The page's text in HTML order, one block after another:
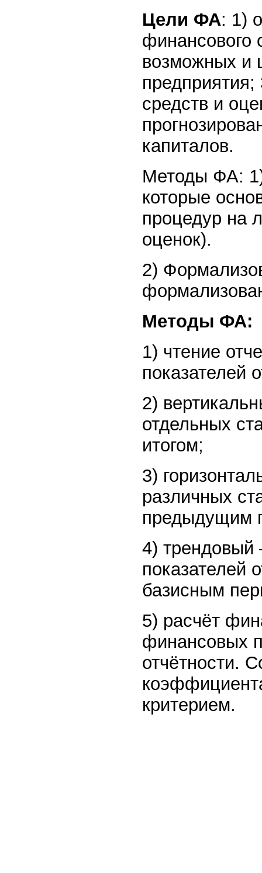
Цели ФА: 1)
финансового
возможных и
средств и
капиталов.
Методы ФА:
которые
процедур на
оценок).
2)
Методы ФА:
1) чтение
показателей
2)
отдельных
итогом;
3)
различных
предыдущим
4) трендовый
показателей
базисным
5) расчёт
финансовых
отчётности.
критерием.